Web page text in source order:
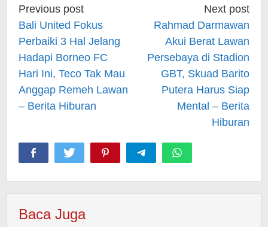
Post
navigation
Previous post
Bali United Fokus
Perbaiki 3 Hal Jelang
Hadapi Borneo FC
Hari Ini, Teco Tak Mau
Anggap Remeh Lawan
– Berita Hiburan
Next post
Rahmad Darmawan
Akui Berat Lawan
Persebaya di Stadion
GBT, Skuad Barito
Putera Harus Siap
Mental – Berita
Hiburan
Baca Juga